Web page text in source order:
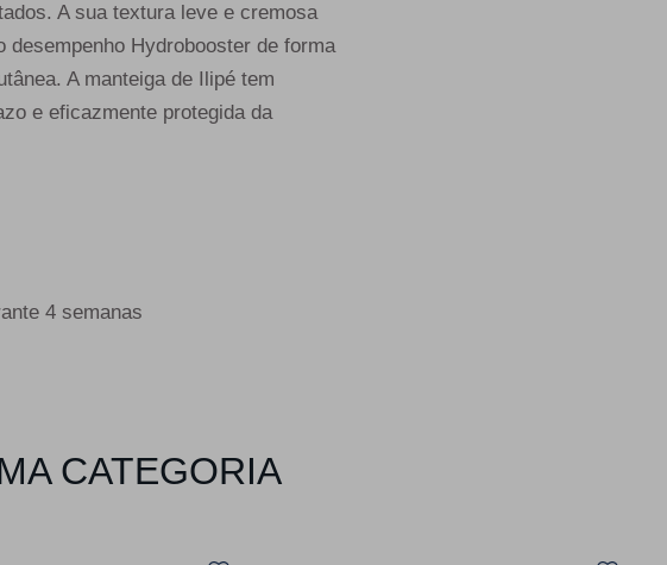
A sua textura leve e cremosa
Hydrobooster de forma
A manteiga de Ilipé tem
e eficazmente protegida da
4 semanas
CATEGORIA